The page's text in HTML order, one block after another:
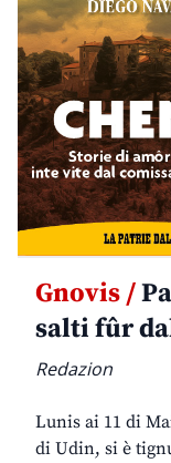
Gnovis /
salti fûr
Redazion
Lunis ai 11 di
di Udin, si è